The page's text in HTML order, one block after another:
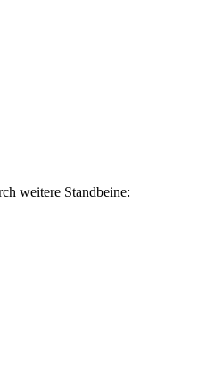
weitere Standbeine: